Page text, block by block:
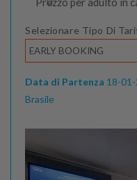
Selezionare Tipo Di
EARLY BOOKING
Data di Partenza 18-
Brasile